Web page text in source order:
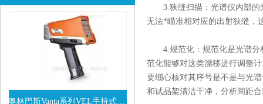
奥林巴斯Vanta系列VEL手持式XRF光谱仪
3.狭缝扫描：光谱仪內部的
无法*瞄准相对应的出射狭缝，
4.规范化：规范化是光谱分
范化能够对这类漂移进行调整
要细心核对其序号是不是与光
和试品架清洁干净，分析间距